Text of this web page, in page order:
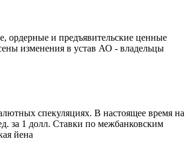
и предъявительские ценные
изменения в устав АО - владельцы
спекуляциях. В настоящее время на
за 1 долл. Ставки по межбанковским
йена